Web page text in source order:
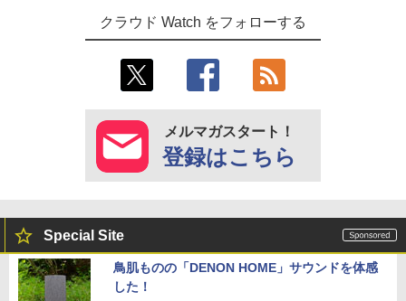
クラウド Watch をフォローする
メルマガスタート！
登録はこちら
Special Site
鳥肌ものの「DENON HOME」サウンドを体感
した！